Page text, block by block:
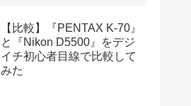
【比較】『PENTAX K-70』
と『Nikon D5500』をデジ
イチ初心者目線で比較して
みた